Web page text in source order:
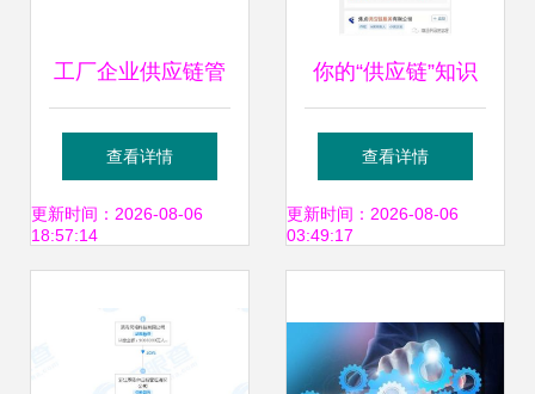
工厂企业供应链管
理之供应商管理制
度执行要点
查看详情
更新时间：2026-08-06
18:57:14
你的“供应链”知识
需要查缺补漏？
——详解管理与服
查看详情
更新时间：2026-08-06
03:49:17